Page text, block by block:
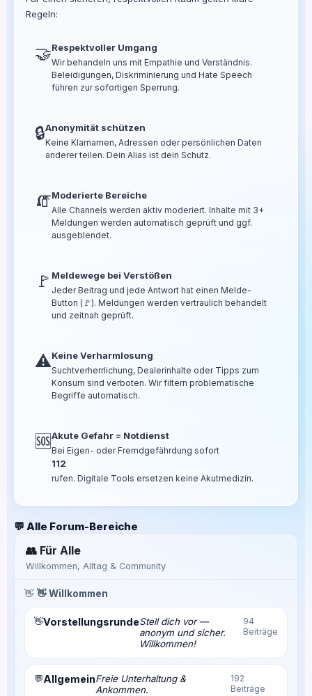
Regeln:
🤝Respektvoller Umgang
Wir behandeln uns mit Empathie und Verständnis.
Beleidigungen, Diskriminierung und Hate Speech
führen zur sofortigen Sperrung.
🔒Anonymität schützen
Keine Klarnamen, Adressen oder persönlichen Daten
anderer teilen. Dein Alias ist dein Schutz.
🧯Moderierte Bereiche
Alle Channels werden aktiv moderiert. Inhalte mit 3+
Meldungen werden automatisch geprüft und ggf.
ausgeblendet.
🚩 Meldewege bei Verstößen
Jeder Beitrag und jede Antwort hat einen Melde-
Button (🚩). Meldungen werden vertraulich behandelt
und zeitnah geprüft.
⚠️Keine Verharmlosung
Suchtverherrlichung, Dealerinhalte oder Tipps zum
Konsum sind verboten. Wir filtern problematische
Begriffe automatisch.
🆘Akute Gefahr = Notdienst
Bei Eigen- oder Fremdgefährdung sofort
112
rufen. Digitale Tools ersetzen keine Akutmedizin.
💬 Alle Forum-Bereiche
👥 Für Alle
Willkommen, Alltag & Community
👋 👋 Willkommen
👋VorstellungsrundeStell dich vor —
anonym und sicher.
Willkommen!
94
Beiträge
💬AllgemeinFreie Unterhaltung &
Ankommen.
192
Beiträge